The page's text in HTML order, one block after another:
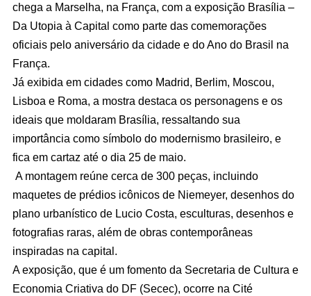
chega a Marselha, na França, com a exposição Brasília –
Da Utopia à Capital como parte das comemorações
oficiais pelo aniversário da cidade e do Ano do Brasil na
França.
Já exibida em cidades como Madrid, Berlim, Moscou,
Lisboa e Roma, a mostra destaca os personagens e os
ideais que moldaram Brasília, ressaltando sua
importância como símbolo do modernismo brasileiro, e
fica em cartaz até o dia 25 de maio.
A montagem reúne cerca de 300 peças, incluindo
maquetes de prédios icônicos de Niemeyer, desenhos do
plano urbanístico de Lucio Costa, esculturas, desenhos e
fotografias raras, além de obras contemporâneas
inspiradas na capital.
A exposição, que é um fomento da Secretaria de Cultura e
Economia Criativa do DF (Secec), ocorre na Cité